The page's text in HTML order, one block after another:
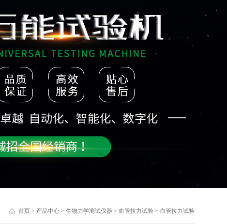
首页> 产品中心> 生物力学测试仪器 > 血管拉力试验> 血管拉力试验